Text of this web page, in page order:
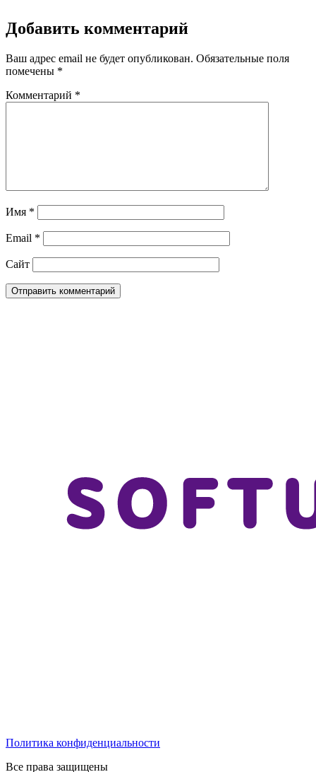
Добавить комментарий
Ваш адрес email не будет опубликован. Обязательные поля
помечены *
Комментарий *
Имя *
Email *
Сайт
Политика конфиденциальности
Все права защищены